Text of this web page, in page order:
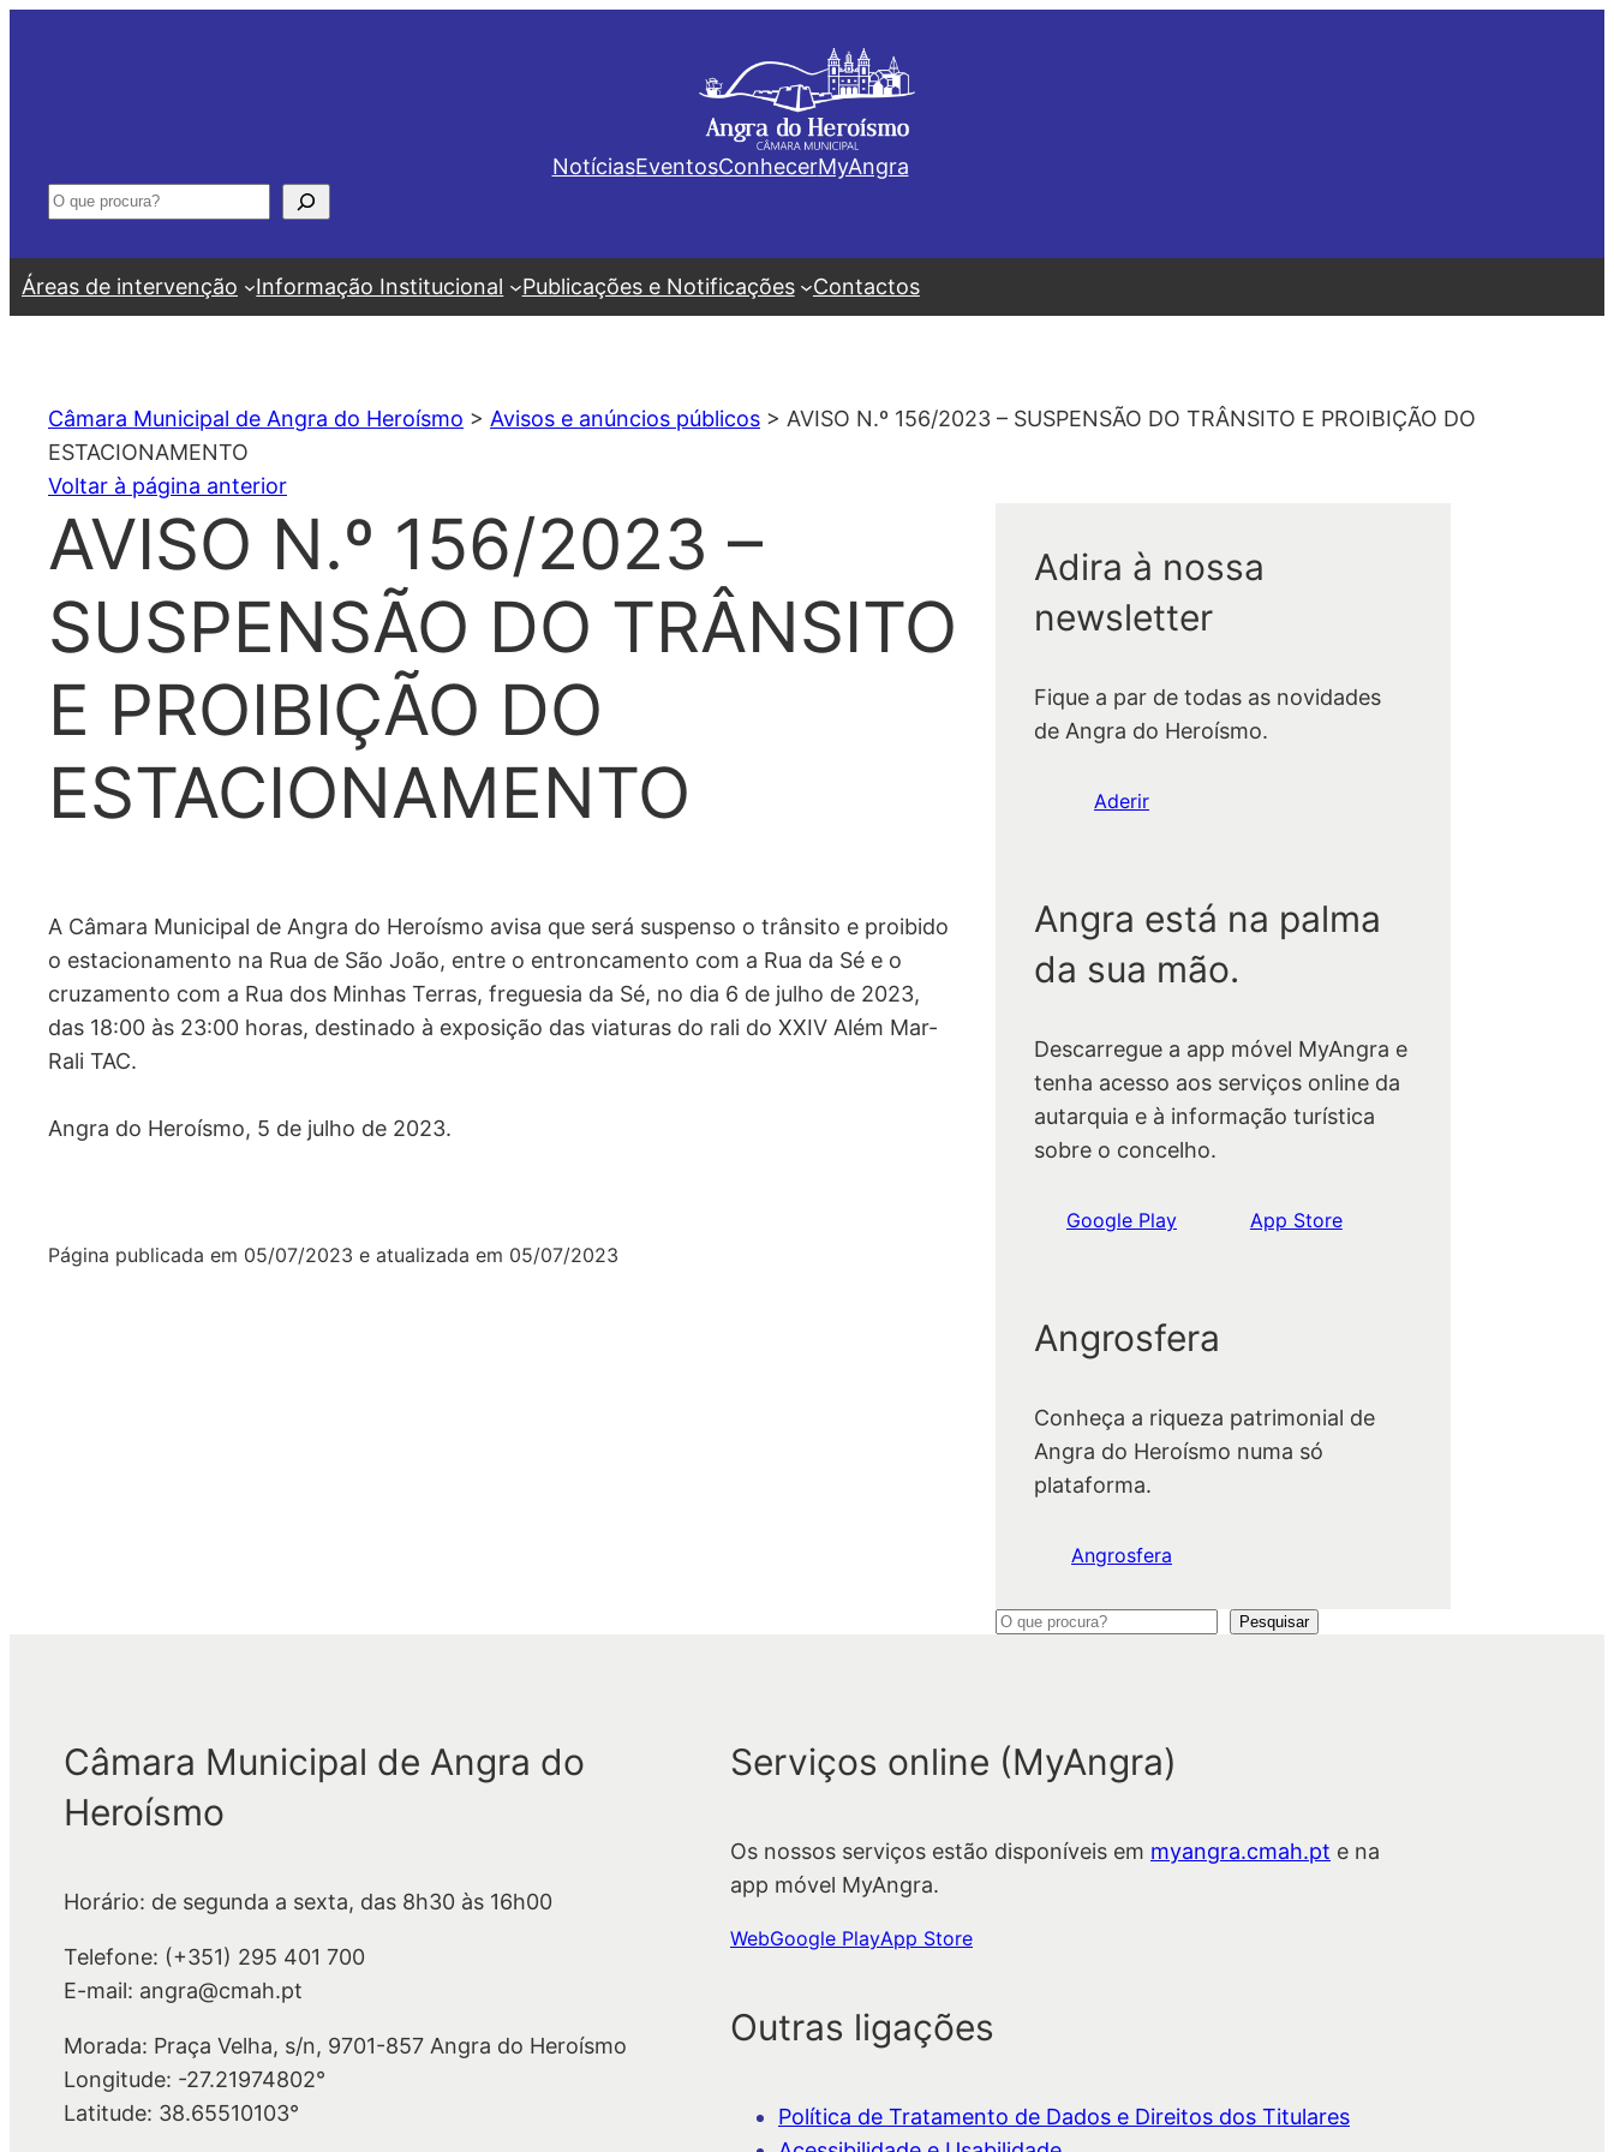
NotíciasEventosConhecerMyAngra
Pesquisar
Áreas de intervenção Informação Institucional Publicações e Notificações Contactos
Câmara Municipal de Angra do Heroísmo > Avisos e anúncios públicos > AVISO N.º 156/2023 – SUSPENSÃO DO TRÂNSITO E PROIBIÇÃO DO
ESTACIONAMENTO
Voltar à página anterior
AVISO N.º 156/2023 –
SUSPENSÃO DO TRÂNSITO
E PROIBIÇÃO DO
ESTACIONAMENTO
A Câmara Municipal de Angra do Heroísmo avisa que será suspenso o trânsito e proibido
o estacionamento na Rua de São João, entre o entroncamento com a Rua da Sé e o
cruzamento com a Rua dos Minhas Terras, freguesia da Sé, no dia 6 de julho de 2023,
das 18:00 às 23:00 horas, destinado à exposição das viaturas do rali do XXIV Além Mar-
Rali TAC.
Angra do Heroísmo, 5 de julho de 2023.
Página publicada em 05/07/2023 e atualizada em 05/07/2023
Adira à nossa
newsletter
Fique a par de todas as novidades
de Angra do Heroísmo.
Aderir
Angra está na palma
da sua mão.
Descarregue a app móvel MyAngra e
tenha acesso aos serviços online da
autarquia e à informação turística
sobre o concelho.
Google Play App Store
Angrosfera
Conheça a riqueza patrimonial de
Angra do Heroísmo numa só
plataforma.
Angrosfera
P
u
a
Pesquisar
Câmara Municipal de Angra do
Heroísmo
Horário: de segunda a sexta, das 8h30 às 16h00
Telefone: (+351) 295 401 700
E-mail: angra@cmah.pt
Morada: Praça Velha, s/n, 9701-857 Angra do Heroísmo
Longitude: -27.21974802°
Latitude: 38.65510103°
Serviços online (MyAngra)
Os nossos serviços estão disponíveis em myangra.cmah.pt e na
app móvel MyAngra.
WebGoogle PlayApp Store
Outras ligações
Política de Tratamento de Dados e Direitos dos Titulares